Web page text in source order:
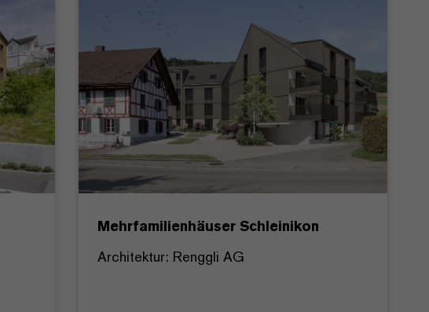
Mehrfamilienhäuser Schleinikon
Architektur: Renggli AG